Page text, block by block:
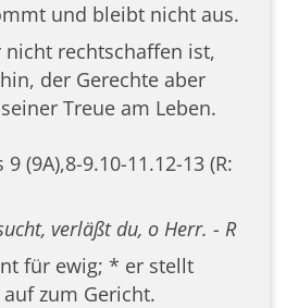
und bleibt nicht aus.
nicht rechtschaffen ist,
der Gerechte aber
Treue am Leben.
9 (9A),8-9.10-11.12-13 (R:
verläßt du, o Herr. - R
für ewig; * er stellt
zum Gericht.